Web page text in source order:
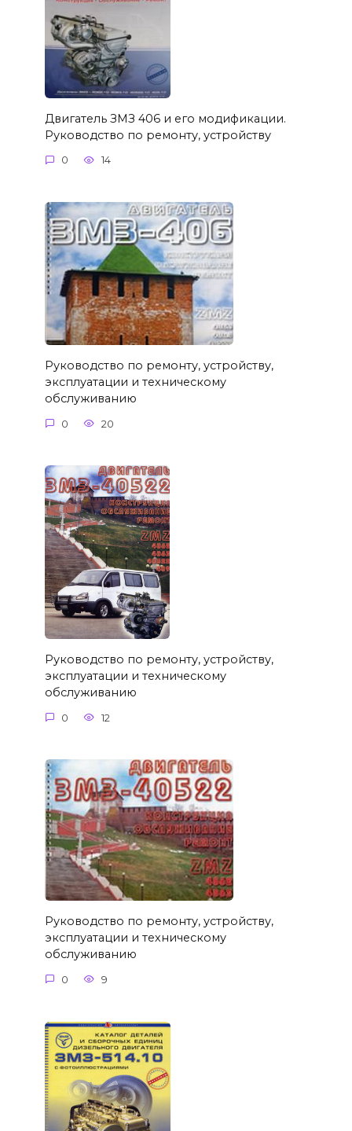
Двигатель ЗМЗ 406 и его модификации.
Руководство по ремонту, устройству
0 14
Руководство по ремонту, устройству,
эксплуатации и техническому
обслуживанию
0 20
Руководство по ремонту, устройству,
эксплуатации и техническому
обслуживанию
0 12
Руководство по ремонту, устройству,
эксплуатации и техническому
обслуживанию
0 9